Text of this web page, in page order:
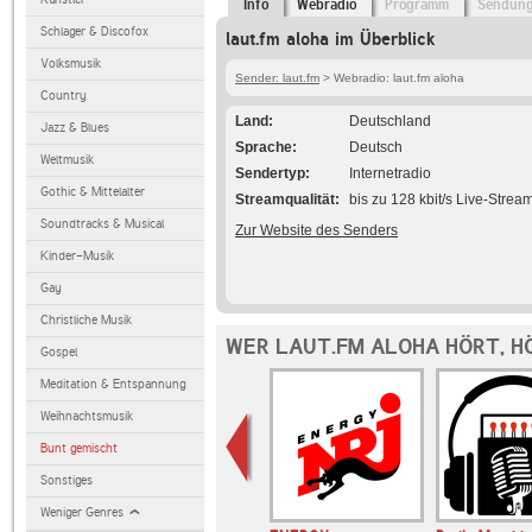
Schlager & Discofox
Volksmusik
Country
Jazz & Blues
Weltmusik
Gothic & Mittelalter
Soundtracks & Musical
Kinder-Musik
Gay
Christliche Musik
Gospel
Meditation & Entspannung
Weihnachtsmusik
Bunt gemischt
Sonstiges
Weniger Genres
Info Webradio Programm
laut.fm aloha im Überblick
Sender: laut.fm > Webradio: laut.fm aloha
Land
Deutschland
Sprache
Deutsch
Sendertyp
Internetradio
Streamqualität
bis zu 128 kbit/s Live-
Zur Website des Senders
WER LAUT.FM ALOHA HÖRT,